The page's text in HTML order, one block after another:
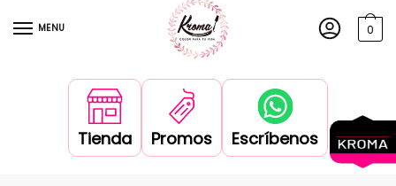
MENU 0
Tienda Promos Escríbenos